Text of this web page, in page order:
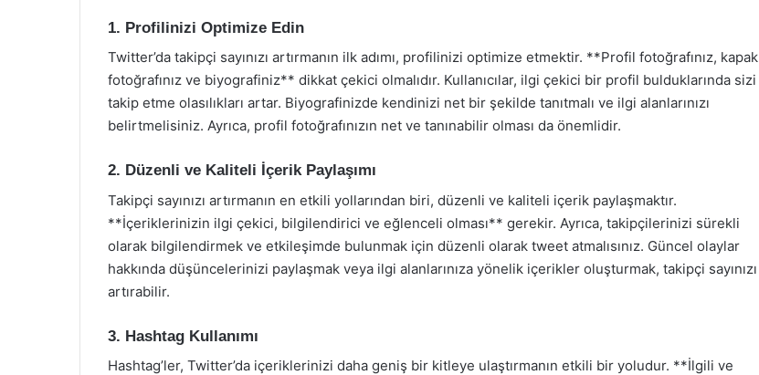
1. Profilinizi Optimize Edin
Twitter’da takipçi sayınızı artırmanın ilk adımı, profilinizi optimize etmektir. **Profil fotoğrafınız, kapak
fotoğrafınız ve biyografiniz** dikkat çekici olmalıdır. Kullanıcılar, ilgi çekici bir profil bulduklarında sizi
takip etme olasılıkları artar. Biyografinizde kendinizi net bir şekilde tanıtmalı ve ilgi alanlarınızı
belirtmelisiniz. Ayrıca, profil fotoğrafınızın net ve tanınabilir olması da önemlidir.
2. Düzenli ve Kaliteli İçerik Paylaşımı
Takipçi sayınızı artırmanın en etkili yollarından biri, düzenli ve kaliteli içerik paylaşmaktır.
**İçeriklerinizin ilgi çekici, bilgilendirici ve eğlenceli olması** gerekir. Ayrıca, takipçilerinizi sürekli
olarak bilgilendirmek ve etkileşimde bulunmak için düzenli olarak tweet atmalısınız. Güncel olaylar
hakkında düşüncelerinizi paylaşmak veya ilgi alanlarınıza yönelik içerikler oluşturmak, takipçi sayınızı
artırabilir.
3. Hashtag Kullanımı
Hashtag’ler, Twitter’da içeriklerinizi daha geniş bir kitleye ulaştırmanın etkili bir yoludur. **İlgili ve